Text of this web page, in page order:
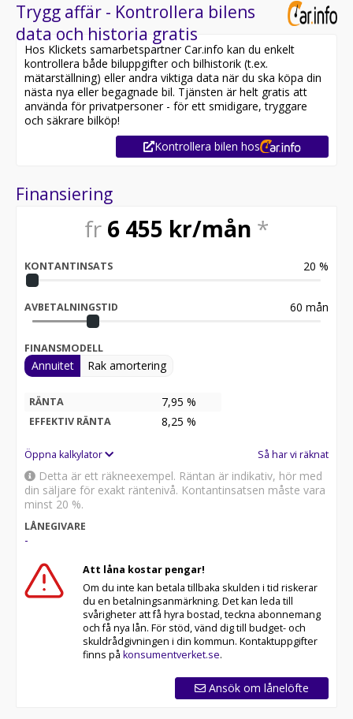
Trygg affär - Kontrollera bilens
data och historia gratis
Hos Klickets samarbetspartner Car.info kan du enkelt
kontrollera både biluppgifter och bilhistorik (t.ex.
mätarställning) eller andra viktiga data när du ska köpa din
nästa nya eller begagnade bil. Tjänsten är helt gratis att
använda för privatpersoner - för ett smidigare, tryggare
och säkrare bilköp!
Kontrollera bilen hos
Finansiering
fr 6 455 kr/mån *
KONTANTINSATS 20 %
AVBETALNINGSTID 60 mån
FINANSMODELL
Annuitet Rak amortering
RÄNTA 7,95 %
EFFEKTIV RÄNTA 8,25 %
Öppna kalkylator Så har vi räknat
Detta är ett räkneexempel. Räntan är indikativ, hör med
din säljare för exakt räntenivå. Kontantinsatsen måste vara
minst 20 %.
LÅNEGIVARE
-
Att låna kostar pengar!
Om du inte kan betala tillbaka skulden i tid riskerar
du en betalningsanmärkning. Det kan leda till
svårigheter att få hyra bostad, teckna abonnemang
och få nya lån. För stöd, vänd dig till budget- och
skuldrådgivningen i din kommun. Kontaktuppgifter
finns på konsumentverket.se.
Ansök om lånelöfte